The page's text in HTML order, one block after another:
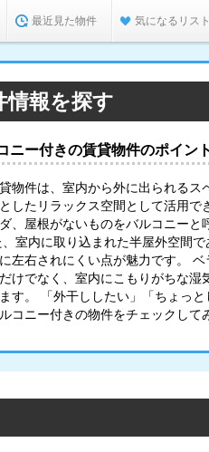
最近見た物件 気になるリスト
情報を探す
ニー付きの賃貸物件のポイン
物件は、室内から外に出られるス
したリラックス空間として活用で
、屋根がないものをバルコニーと
室内に取り込まれた半屋外空間
左右されにくい点が魅力です。
けでなく、室内にこもりがちな湿
す。 「外干ししたい」「ちょっ
コニー付きの物件をチェックして